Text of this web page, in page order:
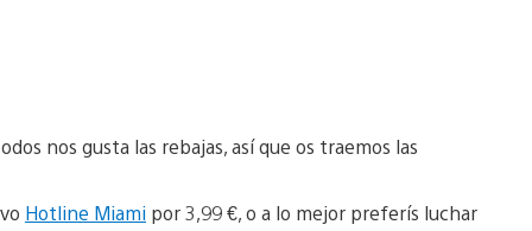
nos gusta las rebajas, así que os traemos las
Hotline Miami por 3,99 €, o a lo mejor preferís luchar